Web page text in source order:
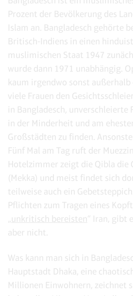
Prozent der Bevölkerung des
Islam an. Bangladesch gehörte
Britisch-Indiens in einen
muslimischen Staat 1947
wurde dann 1971 unabhängig.
kaum irgendwo sonst
viele Frauen den
in Bangladesch, unverschleierte
in der Minderheit und am
Großstädten zu finden.
Fünf Mal am Tag ruft der
Hotelzimmer zeigt die Qibla die
(Mekka) und meist findet sich
teilweise auch ein
Pflichten zum Tragen eines
„unkritisch bereisten“ Iran, gibt
aber nicht.
Was kann man sich in
Hauptstadt Dhaka, eine
Millionen Einwohnern, zeichnet